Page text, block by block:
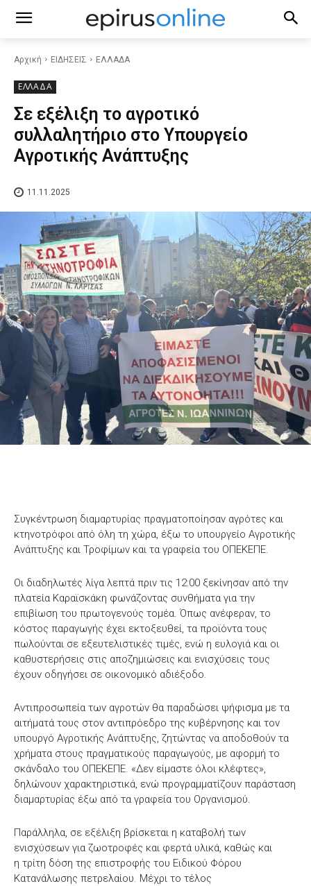
Αρχική ΕΙΔΗΣΕΙΣ ΕΛΛΑΔΑ
ΕΛΛΑΔΑ
Σε εξέλιξη το αγροτικό
συλλαλητήριο στο Υπουργείο
Αγροτικής Ανάπτυξης
11.11.2025
Συγκέντρωση διαμαρτυρίας πραγματοποίησαν αγρότες και
κτηνοτρόφοι από όλη τη χώρα, έξω το υπουργείο Αγροτικής
Ανάπτυξης και Τροφίμων και τα γραφεία του ΟΠΕΚΕΠΕ.
Οι διαδηλωτές λίγα λεπτά πριν τις 12:00 ξεκίνησαν από την
πλατεία Καραϊσκάκη φωνάζοντας συνθήματα για την
επιβίωση του πρωτογενούς τομέα. Όπως ανέφεραν, το
κόστος παραγωγής έχει εκτοξευθεί, τα προϊόντα τους
πωλούνται σε εξευτελιστικές τιμές, ενώ η ευλογιά και οι
καθυστερήσεις στις αποζημιώσεις και ενισχύσεις τους
έχουν οδηγήσει σε οικονομικό αδιέξοδο.
Αντιπροσωπεία των αγροτών θα παραδώσει ψήφισμα με τα
αιτήματά τους στον αντιπρόεδρο της κυβέρνησης και τον
υπουργό Αγροτικής Ανάπτυξης, ζητώντας να αποδοθούν τα
χρήματα στους πραγματικούς παραγωγούς, με αφορμή το
σκάνδαλο του ΟΠΕΚΕΠΕ. «Δεν είμαστε όλοι κλέφτες»,
δηλώνουν χαρακτηριστικά, ενώ προγραμματίζουν παράσταση
διαμαρτυρίας έξω από τα γραφεία του Οργανισμού.
Παράλληλα, σε εξέλιξη βρίσκεται η καταβολή των
ενισχύσεων για ζωοτροφές και φερτά υλικά, καθώς και
η τρίτη δόση της επιστροφής του Ειδικού Φόρου
Κατανάλωσης πετρελαίου. Μέχρι το τέλος